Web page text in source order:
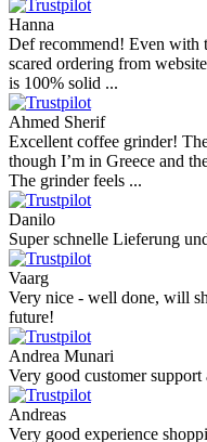
Hanna
Def recommend! Even with
scared ordering from
is 100% solid ...
Ahmed Sherif
Excellent coffee grinder!
though I’m in Greece and
The grinder feels ...
Danilo
Super schnelle Lieferung
Vaarg
Very nice - well done, will
future!
Andrea Munari
Very good customer support
Andreas
Very good experience